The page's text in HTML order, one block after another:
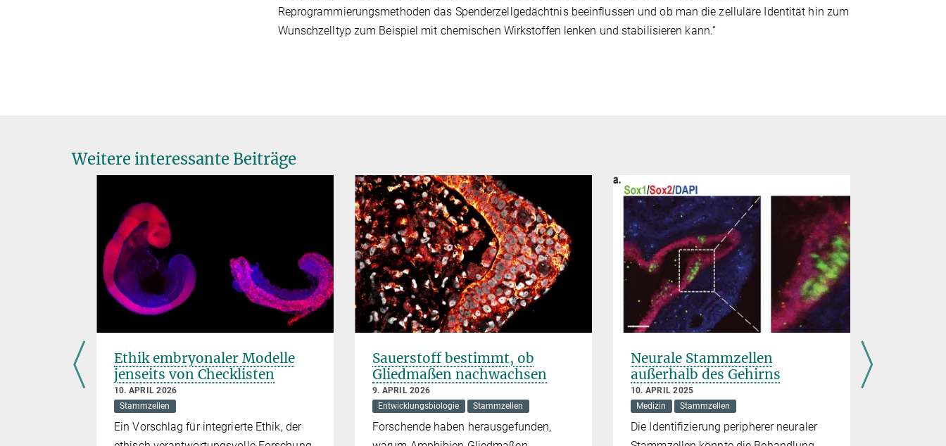
Reprogrammierungsmethoden das Spenderzellgedächtnis beeinflussen und ob man die zelluläre Identität hin zum
Wunschzelltyp zum Beispiel mit chemischen Wirkstoffen lenken und stabilisieren kann.“
Weitere interessante Beiträge
Ethik embryonaler Modelle
jenseits von Checklisten
10. APRIL 2026
Stammzellen
Ein Vorschlag für integrierte Ethik, der
Sauerstoff bestimmt, ob
Gliedmaßen nachwachsen
9. APRIL 2026
Entwicklungsbiologie
Stammzellen
Forschende haben herausgefunden,
Neurale Stammzellen
außerhalb des Gehirns
10. APRIL 2025
Medizin
Stammzellen
Die Identifizierung peripherer neuraler